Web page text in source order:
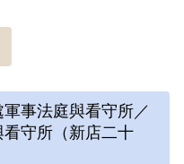
南人。1971年
南美國新聞處爆
，時任水泥公司
後拘禁於警備總
六張犁看守所進
事法庭與看守所／
守所（新店二十